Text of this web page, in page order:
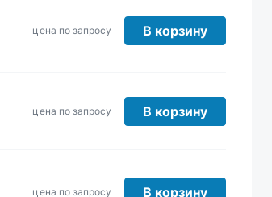
цена по запросу В корзину
цена по запросу В корзину
цена по запросу В корзину